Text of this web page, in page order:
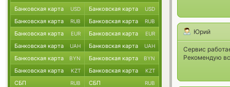
Юрий
Сервис
Рекомендую
Банковская карта USD Банковская карта USD
Банковская карта RUB Банковская карта RUB
Банковская карта EUR Банковская карта EUR
Банковская карта UAH Банковская карта UAH
Банковская карта BYN Банковская карта BYN
Банковская карта KZT Банковская карта KZT
СБП RUB СБП RUB